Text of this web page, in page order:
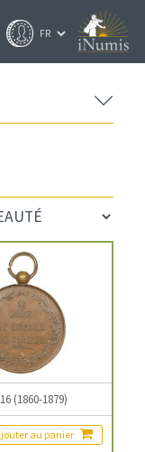
(1860-1879)
au panier